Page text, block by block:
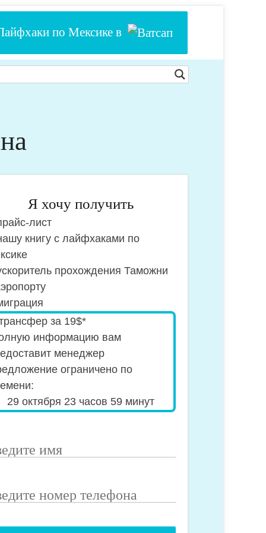
по Мексике в
Я хочу получить
лист
книгу с лайфхаками по
прохождения Таможни
за 19$*
информацию вам
менеджер
ограничено по
29 октября 23 часов 59 минут